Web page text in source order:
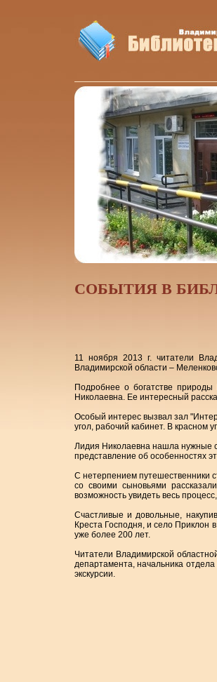
CОБЫТИЯ В
11 ноября 2013 г. читатели
Владимирской области –
Подробнее о богатстве
Николаевна. Ее интересный
Особый интерес вызвал зал
угол, рабочий кабинет. В красном
Лидия Николаевна нашла нужные
представление об особенностях
С нетерпением путешественники
со своими сыновьями
возможность увидеть весь
Счастливые и довольные,
Креста Господня, и село Приклон
уже более 200 лет.
Читатели Владимирской
департамента, начальника
экскурсии.